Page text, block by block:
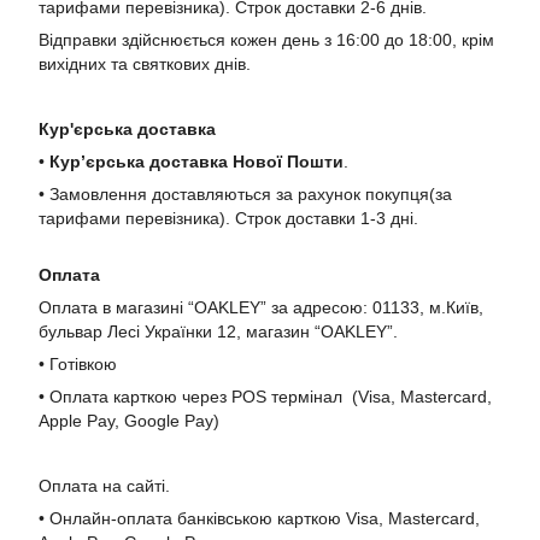
тарифами перевізника). Строк доставки 2-6 днів.
Відправки здійснюється кожен день з 16:00 до 18:00, крім
вихідних та святкових днів.
Кур'єрська доставка
• Кур’єрська доставка Нової Пошти
• Замовлення доставляються за рахунок покупця(за
тарифами перевізника). Строк доставки 1-3 дні.
Оплата
Оплата в магазині “OAKLEY” за адресою: 01133, м.Київ,
бульвар Лесі Українки 12, магазин “OAKLEY”.
• Готівкою
• Оплата карткою через POS термінал (Visa, Mastercard,
Apple Pay, Google Pay)
Оплата на сайті.
• Онлайн-оплата банківською карткою Visa, Mastercard,